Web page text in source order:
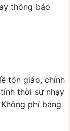
thông báo
tôn giáo, chính
thời sự nhạy
phỉ báng